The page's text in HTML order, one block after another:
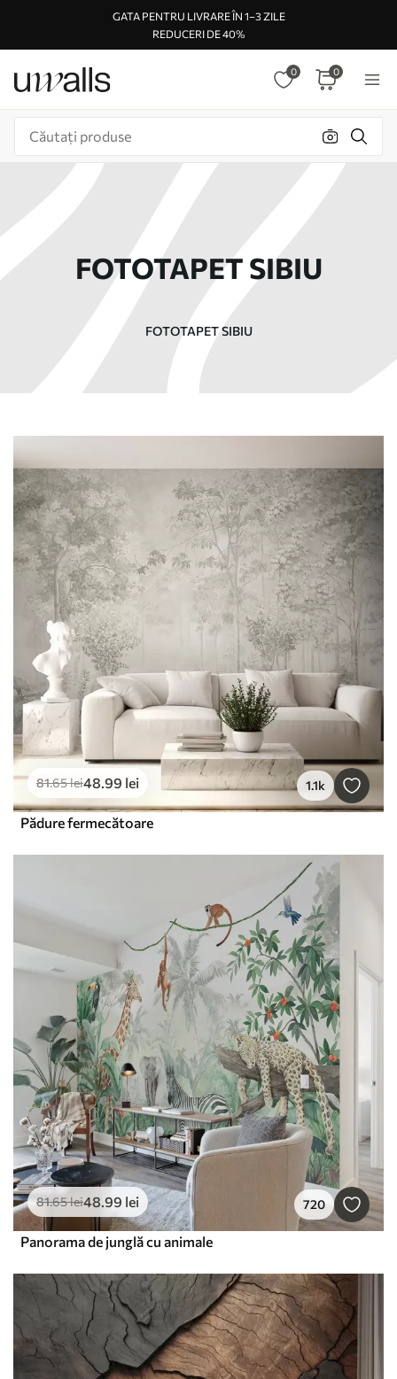
GATA PENTRU LIVRARE ÎN 1–3 ZILE
REDUCERI DE 40%
0 0
FOTOTAPET SIBIU
FOTOTAPET SIBIU
81.65lei48.99 lei 1.1k
Pădure fermecătoare
81.65lei48.99 lei 720
Panorama de junglă cu animale